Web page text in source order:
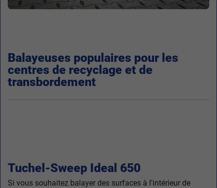
Balayeuses populaires pour les
centres de recyclage et de
transbordement
Tuchel-Sweep Ideal 650
Si vous souhaitez balayer des surfaces à l'intérieur de